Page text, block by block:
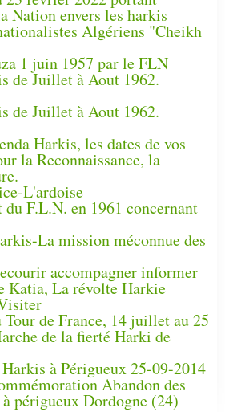
Nation envers les harkis
Algériens "Cheikh
1 juin 1957 par le FLN
de Juillet à Aout 1962.
de Juillet à Aout 1962.
Harkis, les dates de vos
la Reconnaissance, la
L'ardoise
F.L.N. en 1961 concernant
La mission méconnue des
accompagner informer
Katia, La révolte Harkie
Tour de France, 14 juillet au 25
de la fierté Harki de
à Périgueux 25-09-2014
Abandon des
périgueux Dordogne (24)